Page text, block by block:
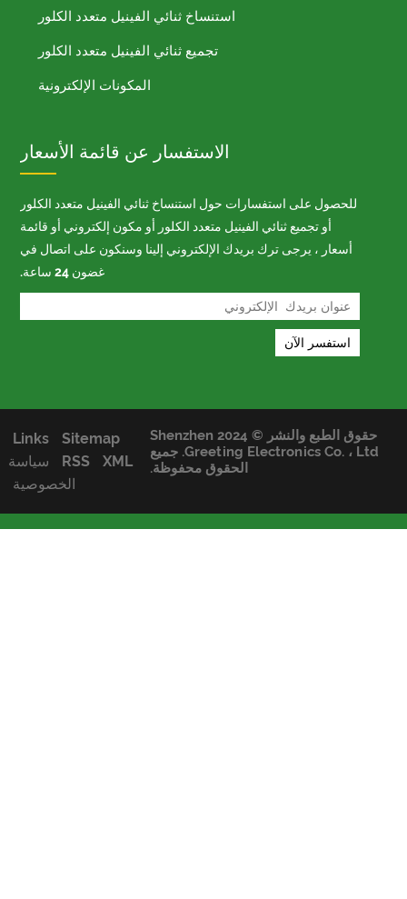
استنساخ ثنائي الفينيل متعدد الكلور
تجميع ثنائي الفينيل متعدد الكلور
المكونات الإلكترونية
الاستفسار عن قائمة الأسعار
للحصول على استفسارات حول استنساخ ثنائي الفينيل متعدد الكلور
أو تجميع ثنائي الفينيل متعدد الكلور أو مكون إلكتروني أو قائمة
أسعار ، يرجى ترك بريدك الإلكتروني إلينا وسنكون على اتصال في
حقوق الطبع والنشر © 2024 Shenzhen
Greeting Electronics Co. ، Ltd. جميع
الحقوق محفوظة.
Links
Sitemap
RSS
XML
سياسة
الخصوصية